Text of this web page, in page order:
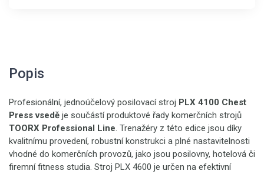
Popis
Profesionální, jednoúčelový posilovací stroj PLX 4100 Chest
Press vsedě je součástí produktové řady komerčních strojů
TOORX Professional Line. Trenažéry z této edice jsou díky
kvalitnímu provedení, robustní konstrukci a plné nastavitelnosti
vhodné do komerčních provozů, jako jsou posilovny, hotelová či
firemní fitness studia. Stroj PLX 4600 je určen na efektivní